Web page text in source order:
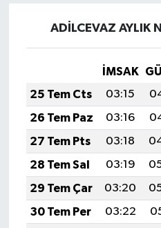
ADİLCEVAZ AYLIK
İMSAK
25 Tem Cts
03:15
26 Tem Paz
03:16
27 Tem Pts
03:18
28 Tem Sal
03:19
29 Tem Çar
03:20
30 Tem Per
03:22